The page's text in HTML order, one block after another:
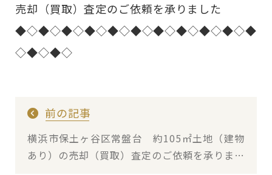
売却（買取）査定のご依頼を承りました
◆◇◆◇◆◇◆◇◆◇◆◇◆◇◆◇◆◇◆◇◆
◇◆◇◆◇
前の記事
横浜市保土ヶ谷区常盤台 約105㎡土地（建物
あり）の売却（買取）査定のご依頼を承りまし